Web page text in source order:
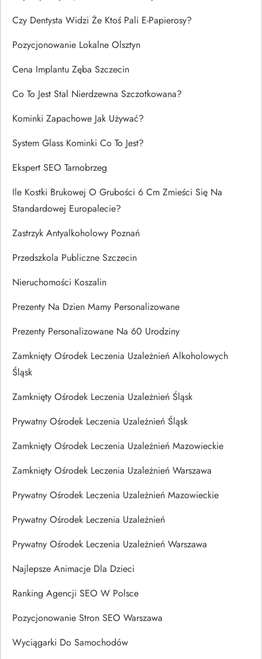
Czy Dentysta Widzi Że Ktoś Pali E-Papierosy?
Pozycjonowanie Lokalne Olsztyn
Cena Implantu Zęba Szczecin
Co To Jest Stal Nierdzewna Szczotkowana?
Kominki Zapachowe Jak Używać?
System Glass Kominki Co To Jest?
Ekspert SEO Tarnobrzeg
Ile Kostki Brukowej O Grubości 6 Cm Zmieści Się Na
Standardowej Europalecie?
Zastrzyk Antyalkoholowy Poznań
Przedszkola Publiczne Szczecin
Nieruchomości Koszalin
Prezenty Na Dzien Mamy Personalizowane
Prezenty Personalizowane Na 60 Urodziny
Zamknięty Ośrodek Leczenia Uzależnień Alkoholowych
Śląsk
Zamknięty Ośrodek Leczenia Uzależnień Śląsk
Prywatny Ośrodek Leczenia Uzależnień Śląsk
Zamknięty Ośrodek Leczenia Uzależnień Mazowieckie
Zamknięty Ośrodek Leczenia Uzależnień Warszawa
Prywatny Ośrodek Leczenia Uzależnień Mazowieckie
Prywatny Ośrodek Leczenia Uzależnień
Prywatny Ośrodek Leczenia Uzależnień Warszawa
Najlepsze Animacje Dla Dzieci
Ranking Agencji SEO W Polsce
Pozycjonowanie Stron SEO Warszawa
Wyciągarki Do Samochodów